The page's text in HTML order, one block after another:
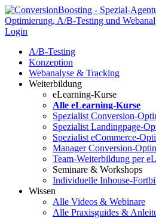
Login
A/B-Testing
Konzeption
Webanalyse & Tracking
Weiterbildung
eLearning-Kurse
Alle eLearning-Kurse
Spezialist Conversion-
Spezialist Landingpage-
Spezialist eCommerce-
Manager Conversion-
Team-Weiterbildung per
Seminare & Workshops
Individuelle Inhouse-
Wissen
Alle Videos & Webinare
Alle Praxisguides &